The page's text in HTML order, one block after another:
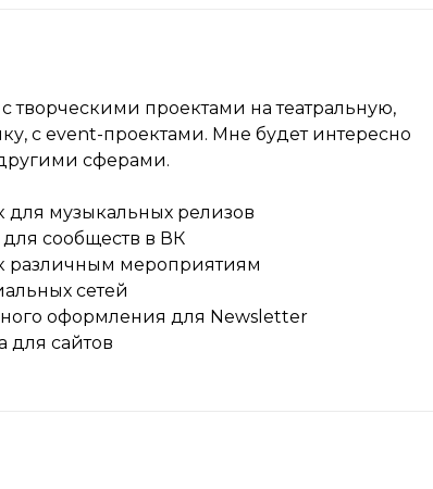
творческими проектами на театральную,
с event-проектами. Мне будет интересно
сферами.
музыкальных релизов
сообществ в ВК
мероприятиям
сетей
оформления для Newsletter
для сайтов